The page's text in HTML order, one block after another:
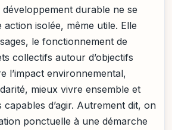
durable ne se
isolée, même utile. Elle
le fonctionnement de
collectifs autour d’objectifs
l’impact environnemental,
mieux vivre ensemble et
d’agir. Autrement dit, on
ponctuelle à une démarche